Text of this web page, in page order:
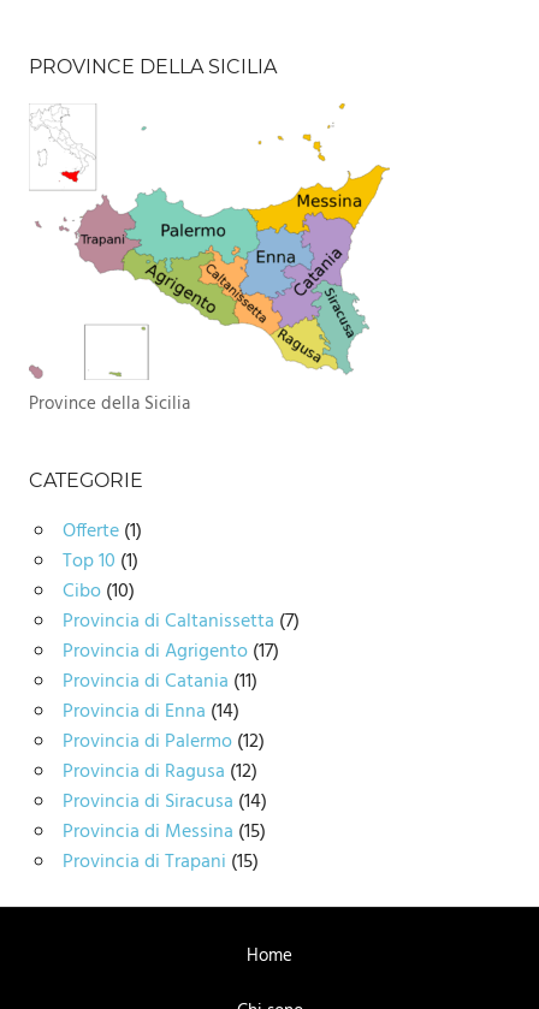
PROVINCE DELLA SICILIA
Province della Sicilia
CATEGORIE
Offerte(1)
Top 10 (1)
Cibo(10)
Provincia di Caltanissetta (7)
Provincia di Agrigento(17)
Provincia di Catania (11)
Provincia di Enna (14)
Provincia di Palermo(12)
Provincia di Ragusa (12)
Provincia di Siracusa (14)
Provincia di Messina (15)
Provincia di Trapani (15)
Home